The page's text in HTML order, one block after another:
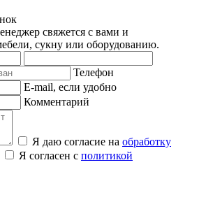
свяжется с вами и
сукну или оборудованию.
Телефон
E-mail, если удобно
Комментарий
Я даю согласие на обработку
Я согласен с политикой